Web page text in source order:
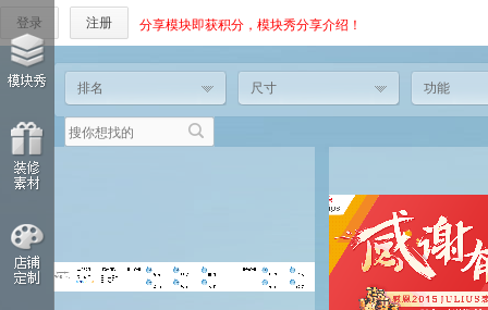
登录 注册 分享模块即获积分，模块秀分享介绍！
排名 尺寸 功能